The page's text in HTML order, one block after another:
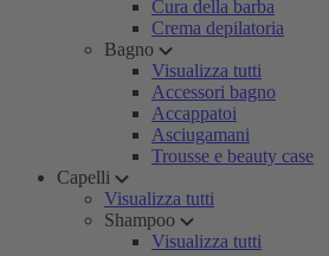
Cura della barba
Crema depilatoria
Bagno
Visualizza tutti
Accessori bagno
Accappatoi
Asciugamani
Trousse e beauty case
Capelli
Visualizza tutti
Shampoo
Visualizza tutti